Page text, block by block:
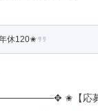
休120✬​
✬【応募